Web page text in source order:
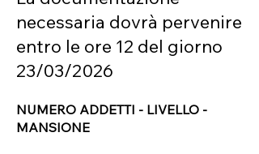
necessaria dovrà pervenire
entro le ore 12 del giorno
23/03/2026
NUMERO ADDETTI - LIVELLO -
MANSIONE